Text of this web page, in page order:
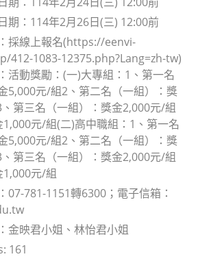
期：114年2月26日(三) 12:00前
採線上報名(https://eenvi-
412-1083-12375.php?Lang=zh-tw)
活動獎勵：(一)大專組：1、第一名
5,000元/組2、第二名（一組）：獎
第三名（一組）：獎金2,000元/組
元/組(二)高中職組：1、第一名
5,000元/組2、第二名（一組）：獎
第三名（一組）：獎金2,000元/組
元/組
07-781-1151轉6300；電子信箱：
金映君小姐、林怡君小姐
161